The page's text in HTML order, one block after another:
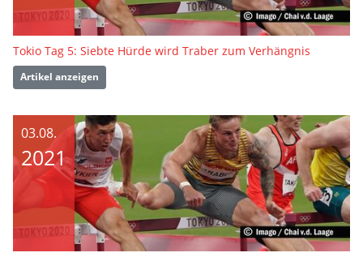
Tokio Tag 5: Siebte Hürde wird Traber zum Verhängnis
Artikel anzeigen
03.08.
2021